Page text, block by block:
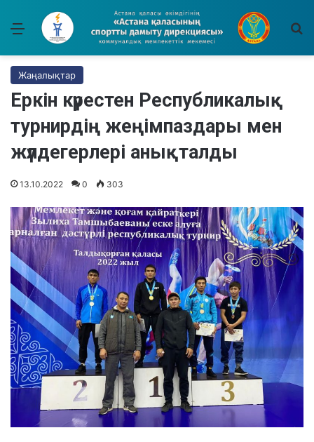
Мәзір
Жаңалықтар
Еркін күрестен Республикалық
турнирдің жеңімпаздары мен
жүлдегерлері анықталды
13.10.2022 0 303